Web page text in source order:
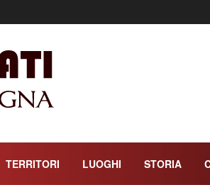
TERRITORI LUOGHI STORIA